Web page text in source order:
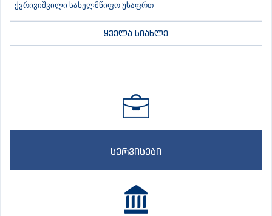
ქვრივიშვილი სახელმწიფო უსაფრთ
ყველა სიახლე
სერვისები